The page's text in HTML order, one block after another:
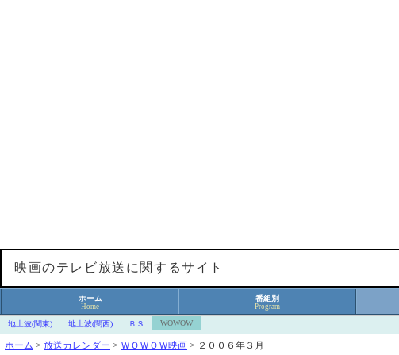
映画のテレビ放送に関するサイト
ホーム
Home
番組別
Program
地上波(関東) 地上波(関西) ＢＳ WOWOW
ホーム > 放送カレンダー > ＷＯＷＯＷ映画 > ２００６年３月